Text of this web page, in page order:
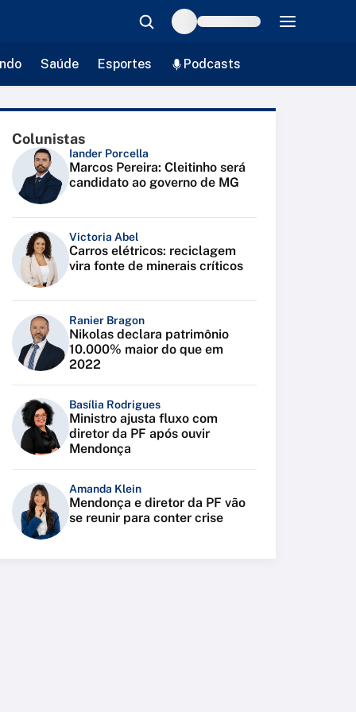
Saúde Esportes Podcasts
Colunistas
Iander Porcella
Marcos Pereira: Cleitinho será
candidato ao governo de MG
Victoria Abel
Carros elétricos: reciclagem
vira fonte de minerais críticos
Ranier Bragon
Nikolas declara patrimônio
10.000% maior do que em
2022
Basília Rodrigues
Ministro ajusta fluxo com
diretor da PF após ouvir
Mendonça
Amanda Klein
Mendonça e diretor da PF vão
se reunir para conter crise